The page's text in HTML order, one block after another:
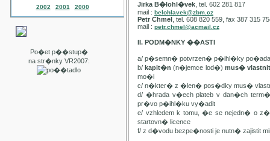
2002
2001 2000
Po�et p��stup�
na str�nky VR2007:
Jirka B�lohl�vek , tel. 602 281 817
mail : belohlavek@zbm.cz
Petr Chmel , tel. 608 820 559, fax 387 315
mail : petr.chmel@acmail.cz
II. PODM�NKY ��ASTI
a/ p�semn� potvrzen� p�ihl�ky
b/kapit�n(n�jemce lod�) mus�
mo�i
c/ n�kter� z �len� pos�dky mus�
d/ �hrada v�ech plateb v dan�ch
pr�vo p�ihl�ku vy�adit
e/ vzhledem k tomu, �e se nejedn� o
startovn� licence
f/ z d�vodu bezpe�nosti je nutn� zajistit